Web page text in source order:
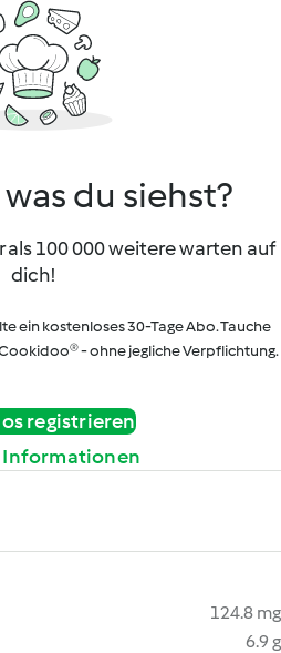
du siehst?
als 100 000 weitere warten auf
dich!
ein kostenloses 30-Tage Abo. Tauche
- ohne jegliche Verpflichtung.
registrieren
Informationen
124.8 mg
6.9 g